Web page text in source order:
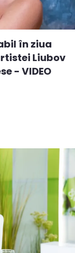
în ziua
Liubov
- VIDEO